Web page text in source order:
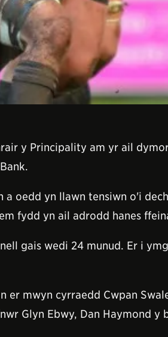
y Principality am yr ail
oedd yn llawn tensiwn o'i
fydd yn ail adrodd hanes
gais wedi 24 munud. Er i
mwyn cyrraedd Cwpan
Glyn Ebwy, Dan Haymond y